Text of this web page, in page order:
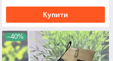
Купити
–40%